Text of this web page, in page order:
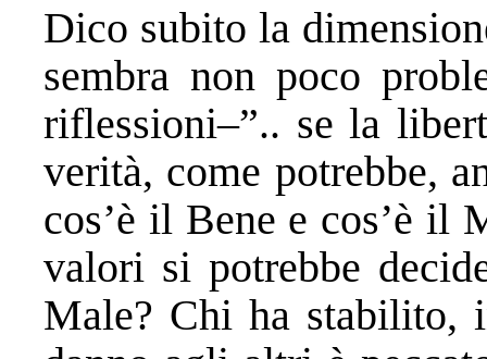
Dico subito la
sembra non poco
riflessioni–”.. se la
verità, come potrebbe,
cos’è il Bene e cos’è il
valori si potrebbe
Male? Chi ha stabilito,